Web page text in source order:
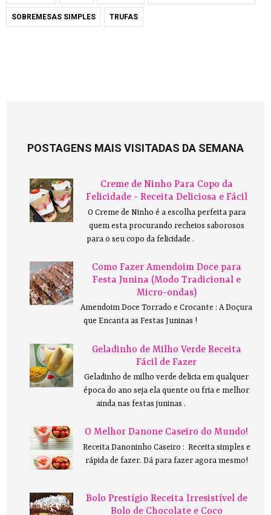
SOBREMESAS SIMPLES TRUFAS
POSTAGENS MAIS VISITADAS DA SEMANA
Creme de Ninho Para Copo da
Felicidade - Receita Deliciosa e Fácil
O Creme de Ninho é a escolha perfeita para
quem esta procurando recheios saborosos
para o seu copo da felicidade .
Como Fazer Amendoim Doce para
Festa Junina (Modo Tradicional e
Micro-ondas)
Amendoim Doce Torrado e Crocante : A Doçura
que Encanta as Festas Juninas !
Geladinho de Milho Verde Receita
Fácil de Fazer
Geladinho de milho verde delicia em qualquer
época do ano seja ela quente ou fria e melhor
ainda nas festas juninas .
O Melhor Danone Caseiro do Mundo!
Receita Danoninho Caseiro : Receita simples e
rápida de fazer. Dá para fazer agora mesmo!
Bolo Prestígio Receita Irresistível de
Bolo de Chocolate e Coco